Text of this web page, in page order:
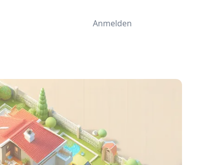
Anmelden